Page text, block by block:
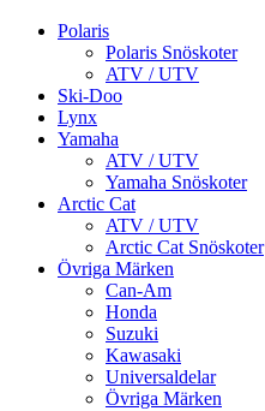
Polaris
Polaris Snöskoter
ATV / UTV
Ski-Doo
Lynx
Yamaha
ATV / UTV
Yamaha Snöskoter
Arctic Cat
ATV / UTV
Arctic Cat Snöskoter
Övriga Märken
Can-Am
Honda
Suzuki
Kawasaki
Universaldelar
Övriga Märken